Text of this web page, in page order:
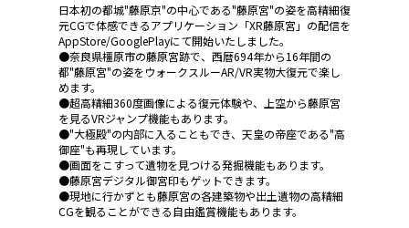
日本初の都城"藤原京"の中心である"藤原宮"の姿を高精細復
元CGで体感できるアプリケーション「XR藤原宮」の配信を
AppStore/GooglePlayにて開始いたしました。
●奈良県橿原市の藤原宮跡で、西暦694年から16年間の
都"藤原宮"の姿をウォークスルーAR/VR実物大復元で楽し
めます。
●超高精細360度画像による復元体験や、上空から藤原宮
を見るVRジャンプ機能もあります。
●"大極殿"の内部に入ることもでき、天皇の帝座である"高
御座"も再現しています。
●画面をこすって遺物を見つける発掘機能もあります。
●藤原宮デジタル御宮印もゲットできます。
●現地に行かずとも藤原宮の各建築物や出土遺物の高精細
CGを観ることができる自由鑑賞機能もあります。